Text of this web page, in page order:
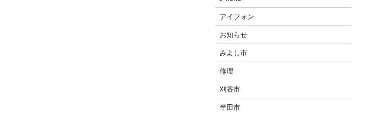
アイフォン
お知らせ
みよし市
修理
刈谷市
半田市